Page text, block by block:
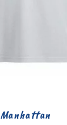
Manhattan